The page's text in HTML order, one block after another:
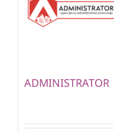
ADMINISTRATOR